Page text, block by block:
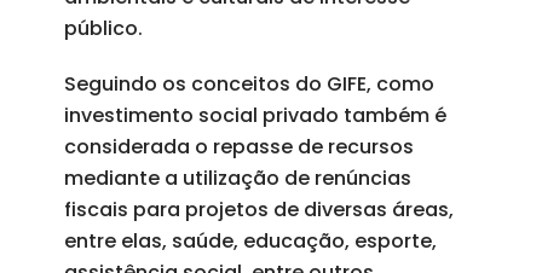
público.
Seguindo os conceitos do GIFE, como
investimento social privado também é
considerada o repasse de recursos
mediante a utilização de renúncias
fiscais para projetos de diversas áreas,
entre elas, saúde, educação, esporte,